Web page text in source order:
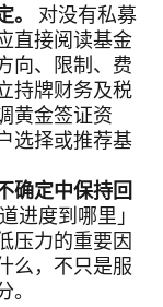
对没有私募
直接阅读基金
向、限制、费
持牌财务及税
黄金签证资
选择或推荐基
确定中保持回
进度到哪里」
压力的重要因
么，不只是服